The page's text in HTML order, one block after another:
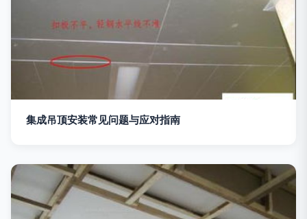
集成吊顶安装常见问题与应对指南